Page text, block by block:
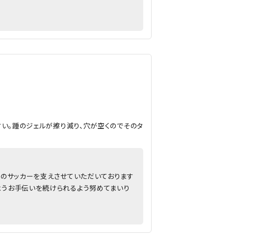
。踵のジェルが擦り減り、穴が空くのでそのタ
サッカーを支えさせていただいております
お手伝いを続けられるよう努めてまいり